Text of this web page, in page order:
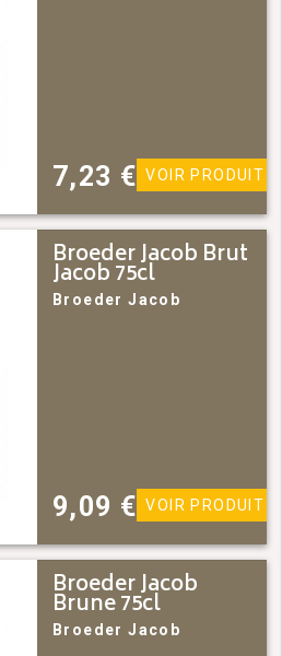
7,23 € VOIR PRODUIT
Broeder Jacob Brut
Jacob 75cl
Broeder Jacob
9,09 € VOIR PRODUIT
Broeder Jacob
Brune 75cl
Broeder Jacob